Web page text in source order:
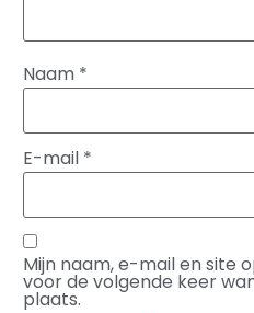
Naam *
E-mail *
Mijn naam, e-mail en site
voor de volgende keer
plaats.